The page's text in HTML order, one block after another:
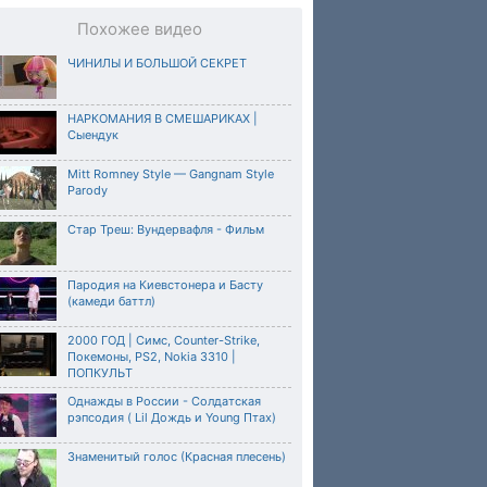
Похожее видео
ЧИНИЛЫ И БОЛЬШОЙ СЕКРЕТ
НАРКОМАНИЯ В СМЕШАРИКАХ |
Сыендук
Mitt Romney Style — Gangnam Style
Parody
Стар Треш: Вундервафля - Фильм
Пародия на Киевстонера и Басту
(камеди баттл)
2000 ГОД | Симс, Counter-Strike,
Покемоны, PS2, Nokia 3310 |
ПОПКУЛЬТ
Однажды в России - Солдатская
рэпсодия ( Lil Дождь и Young Птах)
Знаменитый голос (Красная плесень)